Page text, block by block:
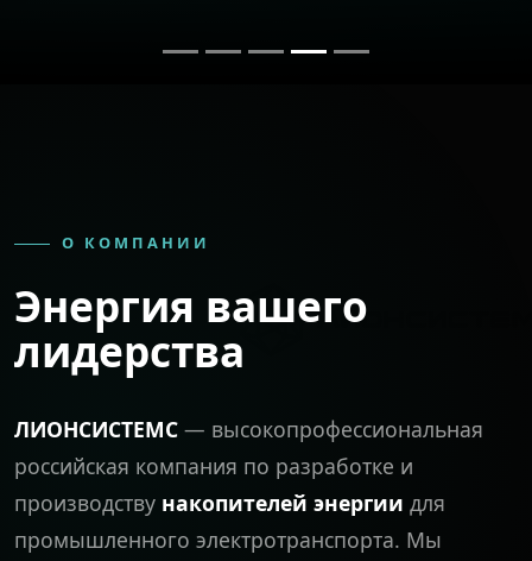
О КОМПАНИИ
Энергия вашего
лидерства
ЛИОНСИСТЕМС — высокопрофессиональная
российская компания по разработке и
производству накопителей энергии для
промышленного электротранспорта. Мы